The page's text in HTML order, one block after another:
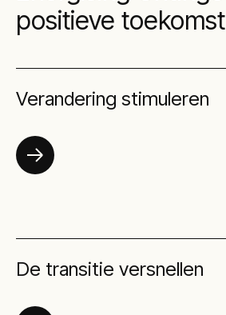
positieve toekomst
Verandering stimuleren
De transitie versnellen